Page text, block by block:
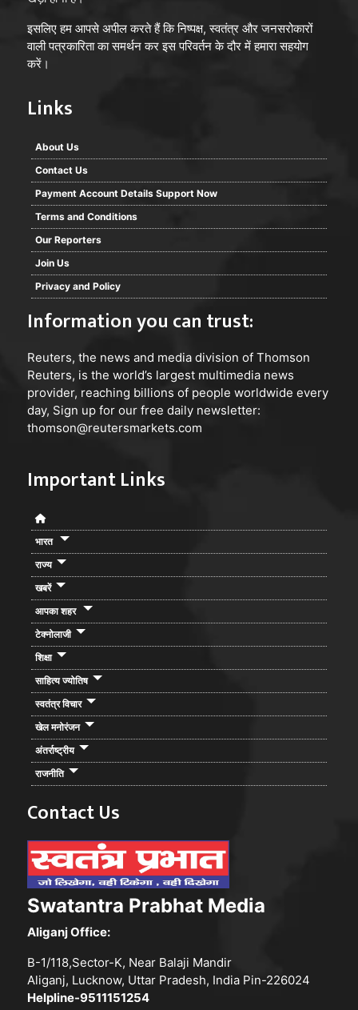
इसलिए हम आपसे अपील करते हैं कि निष्पक्ष, स्वतंत्र और जनसरोकारों
वाली पत्रकारिता का समर्थन कर इस परिवर्तन के दौर में हमारा सहयोग
करें।
Links
About Us
Contact Us
Payment Account Details Support Now
Terms and Conditions
Our Reporters
Join Us
Privacy and Policy
Information you can trust:
Reuters, the news and media division of Thomson
Reuters, is the world’s largest multimedia news
provider, reaching billions of people worldwide every
day, Sign up for our free daily newsletter:
thomson@reutersmarkets.com
Important Links
भारत
राज्य
खबरें
आपका शहर
टेक्नोलाजी
शिक्षा
साहित्य ज्योतिष
स्वतंत्र विचार
खेल मनोरंजन
अंतर्राष्ट्रीय
राजनीति
Contact Us
Swatantra Prabhat Media
Aliganj Office:
B-1/118,Sector-K, Near Balaji Mandir
Aliganj, Lucknow, Uttar Pradesh, India Pin-226024
Helpline-9511151254